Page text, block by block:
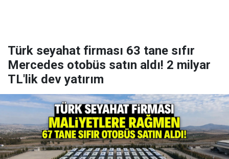
Türk seyahat firması 63 tane sıfır
Mercedes otobüs satın aldı! 2 milyar
TL'lik dev yatırım